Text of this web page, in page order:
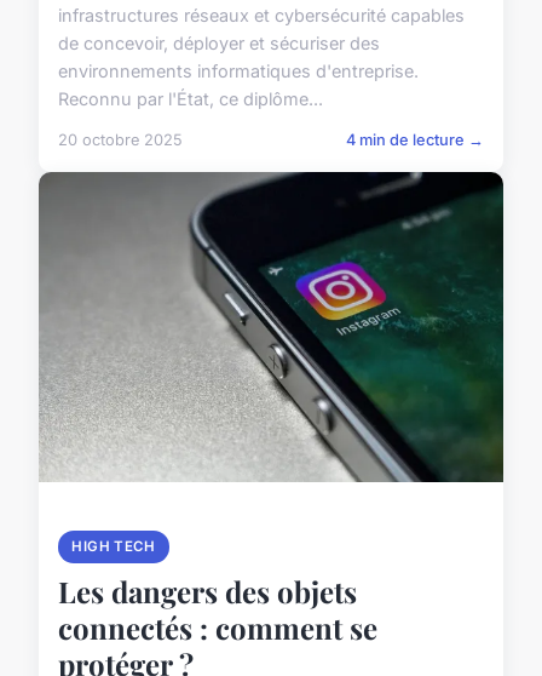
infrastructures réseaux et cybersécurité capables
de concevoir, déployer et sécuriser des
environnements informatiques d'entreprise.
Reconnu par l'État, ce diplôme...
20 octobre 2025 4 min de lecture →
HIGH TECH
Les dangers des objets
connectés : comment se
protéger ?